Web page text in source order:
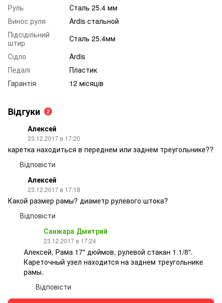
Руль
Сталь 25.4 мм
Винос руля
Ardis стальной
Підсідільний
штир
Сталь 25.4мм
Сідло
Ardis
Педалі
Пластик
Гарантія
12 місяців
Відгуки 2
Алексей
23.12.2017 в 17:20
каретка находиться в переднем или заднем треугольнике??
Відповісти
Алексей
23.12.2017 в 17:18
Какой размер рамы? диаметр рулевого штока?
Відповісти
Санжара Дмитрий
23.12.2017 в 17:24
Алексей, Рама 17" дюймов, рулевой стакан 1.1/8".
Кареточный узел находится на заднем треугольнике
рамы.
Відповісти